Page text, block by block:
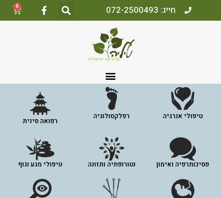
חייג: 072-2500493 0
טיפולי אנרגיה רפלקסולוגיה
רפואה סינית
פסיכותרפיה ואימון נטורופתיה ותזונה טיפולי מגע וגוף